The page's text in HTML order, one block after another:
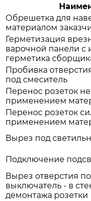
Обрешетка для
материалом
Герметизация
варочной панели с
герметика
Пробивка
под смеситель
Перенос розеток
применением
Перенос розеток
применением
Вырез под
Подключение
Вырез отверстия
выключатель - в
демонтажа розетки